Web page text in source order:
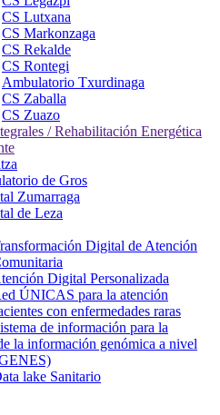
CS Lutxana
CS Markonzaga
CS Rekalde
CS Rontegi
Ambulatorio Txurdinaga
CS Zaballa
CS Zuazo
/ Rehabilitación Energética
de Gros
Zumarraga
de Leza
Digital de Atención
Digital Personalizada
ÚNICAS para la atención
con enfermedades raras
de información para la
la información genómica a nivel
lake Sanitario